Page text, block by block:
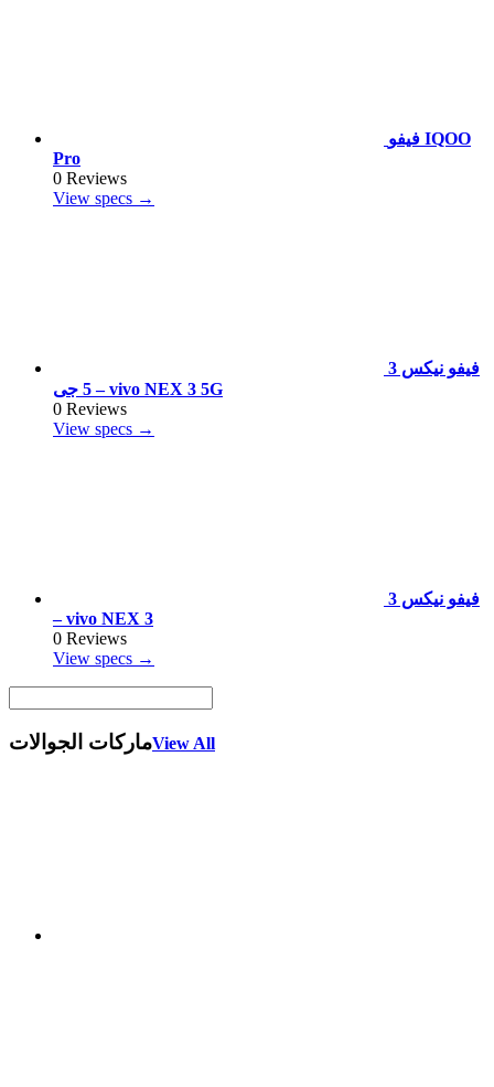
فيفو IQOO
Pro
0 Reviews
View specs →
فيفو نيكس 3
5 جى – vivo NEX 3 5G
0 Reviews
View specs →
فيفو نيكس 3
– vivo NEX 3
0 Reviews
View specs →
ماركات الجوالاتView All